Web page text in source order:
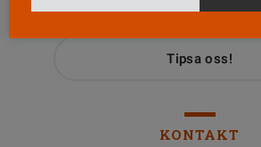
Tipsa oss!
KONTAKT